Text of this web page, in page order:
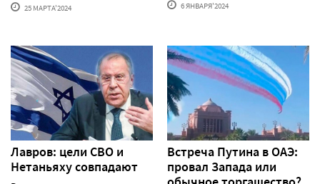
25 МАРТА'2024 6 ЯНВАРЯ'2024
Лавров: цели СВО и
Нетаньяху совпадают
Встреча Путина в ОАЭ:
провал Запада или